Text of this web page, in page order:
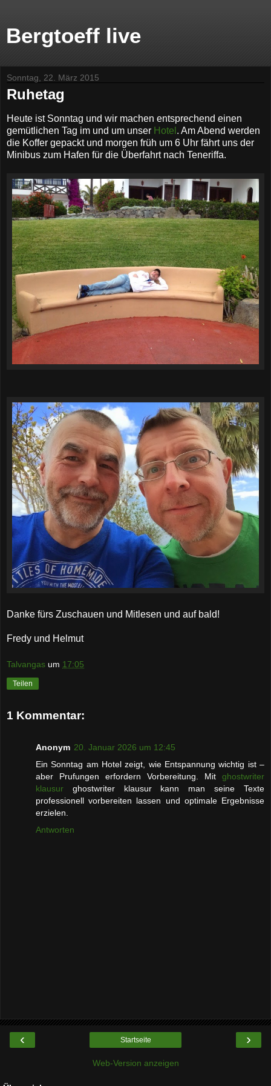
Bergtoeff live
Sonntag, 22. März 2015
Ruhetag
Heute ist Sonntag und wir machen entsprechend einen
gemütlichen Tag im und um unser Hotel . Am Abend werden
die Koffer gepackt und morgen früh um 6 Uhr fährt uns der
Minibus zum Hafen für die Überfahrt nach Teneriffa.
Danke fürs Zuschauen und Mitlesen und auf bald!
Fredy und Helmut
Talvangas um 17:05
Teilen
1 Kommentar:
Anonym 20. Januar 2026 um 12:45
Ein Sonntag am Hotel zeigt, wie Entspannung wichtig ist –
aber Prufungen erfordern Vorbereitung. Mit ghostwriter
klausur ghostwriter klausur kann man seine Texte
professionell vorbereiten lassen und optimale Ergebnisse
erzielen.
Antworten
‹ ›
Startseite
Web-Version anzeigen